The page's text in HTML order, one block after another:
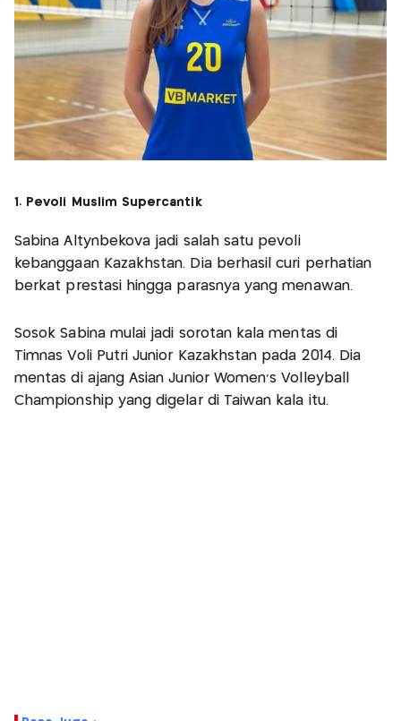
1. Pevoli Muslim Supercantik
Sabina Altynbekova jadi salah satu pevoli
kebanggaan Kazakhstan. Dia berhasil curi perhatian
berkat prestasi hingga parasnya yang menawan.
Sosok Sabina mulai jadi sorotan kala mentas di
Timnas Voli Putri Junior Kazakhstan pada 2014. Dia
mentas di ajang Asian Junior Women’s Volleyball
Championship yang digelar di Taiwan kala itu.